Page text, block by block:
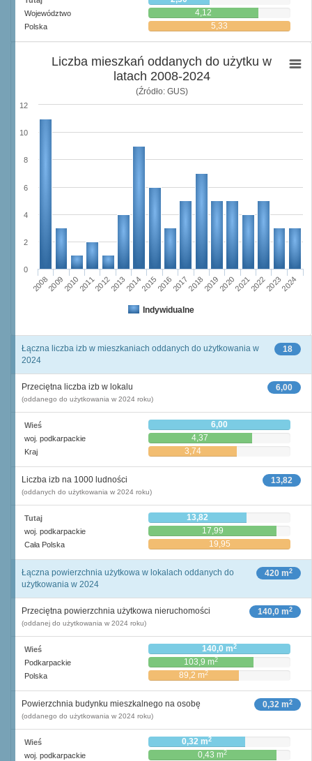
Województwo 4,12
Polska 5,33
Liczba mieszkań oddanych do użytku w
latach 2008-2024
(Źródło: GUS)
Indywidualne
20082009201020112012201320142015201620172018201920202021202220232024
0
2
4
6
8
10
12
18
Łączna liczba izb w mieszkaniach oddanych do użytkowania w
2024
6,00
Przeciętna liczba izb w lokalu
(oddanego do użytkowania w 2024 roku)
Wieś 6,00
woj. podkarpackie 4,37
Kraj 3,74
13,82
Liczba izb na 1000 ludności
(oddanych do użytkowania w 2024 roku)
Tutaj 13,82
woj. podkarpackie 17,99
Cała Polska 19,95
420 m2
Łączna powierzchnia użytkowa w lokalach oddanych do
użytkowania w 2024
140,0 m2
Przeciętna powierzchnia użytkowa nieruchomości
(oddanej do użytkowania w 2024 roku)
Wieś 140,0 m2
Podkarpackie 103,9 m2
Polska 89,2 m2
0,32 m2
Powierzchnia budynku mieszkalnego na osobę
(oddanego do użytkowania w 2024 roku)
Wieś 0,32 m2
woj. podkarpackie 0,43 m2